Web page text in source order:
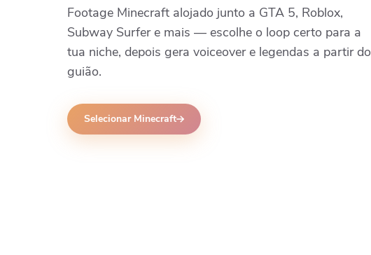
Footage Minecraft alojado junto a GTA 5, Roblox,
Subway Surfer e mais — escolhe o loop certo para a
tua niche, depois gera voiceover e legendas a partir do
guião.
Selecionar Minecraft